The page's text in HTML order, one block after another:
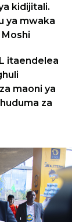
kidijitali.
ya mwaka
Moshi
itaendelea
maoni ya
za